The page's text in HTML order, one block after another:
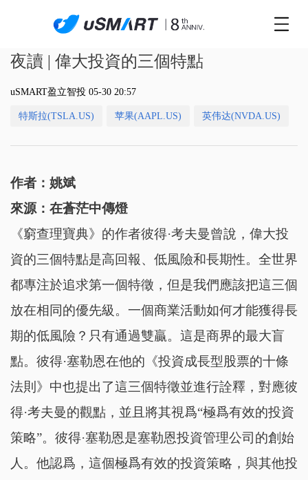
夜讀 | 偉大投資的三個特點
uSMART盈立智投 05-30 20:57
特斯拉(TSLA.US) 苹果(AAPL.US) 英伟达(NVDA.US)
作者：姚斌
來源：在蒼茫中傳燈
《窮查理寶典》的作者彼得·考夫曼曾說，偉大投
資的三個特點是高回報、低風險和長期性。全世界
都專注於追求第一個特徵，但是我們應該把這三個
放在相同的優先級。一個商業活動如何才能獲得長
期的低風險？只有通過雙贏。這是商界的最大盲
點。彼得·塞勒恩在他的《投資成長型股票的十條
法則》中也提出了這三個特徵並進行詮釋，對應彼
得·考夫曼的觀點，並且將其視爲“極爲有效的投資
策略”。彼得·塞勒恩是塞勒恩投資管理公司的創始
人。他認爲，這個極爲有效的投資策略，與其他投